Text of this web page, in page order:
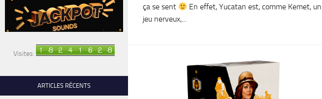
ça se sent
En effet, Yucatan est, comme Kemet, un
jeu nerveux,...
Visites:
ARTICLES RÉCENTS